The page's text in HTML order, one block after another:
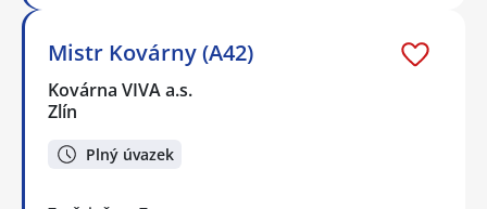
Mistr Kovárny (A42)
Kovárna VIVA a.s.
Zlín
Plný úvazek